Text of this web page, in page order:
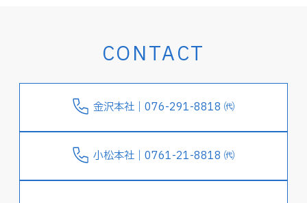
CONTACT
金沢本社｜076-291-8818 ㈹
小松本社｜0761-21-8818 ㈹